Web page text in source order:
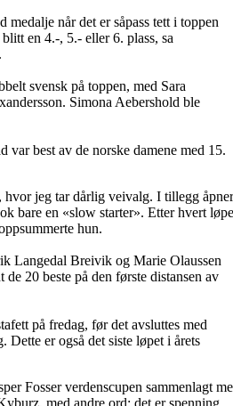
når det er såpass tett i toppen
en 4.-, 5.- eller 6. plass, sa
svensk på toppen, med Sara
Simona Aebershold ble
best av de norske damene med 15.
hvor jeg tar dårlig veivalg. I tillegg åpner
bare en «slow starter». Etter hvert
hun.
Langedal Breivik og Marie Olaussen
20 beste på den første distansen av
på fredag, før det avsluttes med
Dette er også det siste løpet i årets
Fosser verdenscupen sammenlagt
med andre ord; det er spenning